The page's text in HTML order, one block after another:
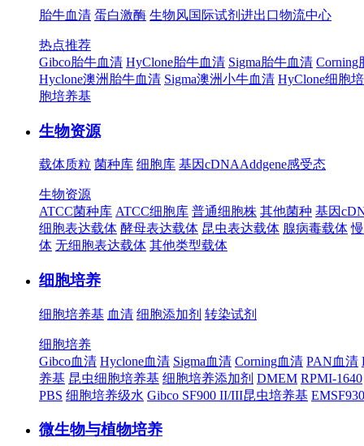
胎牛血清 蛋白激酶 生物风国际试剂进出口物流中心
热点推荐
Gibco胎牛血清 HyClone胎牛血清 Sigma胎牛血清 Corning
Hyclone澳洲胎牛血清 Sigma澳洲小牛血清 HyClone细胞
胞培养基
生物资源
载体质粒 菌种库 细胞库 基因cDNAAddgene感受态
生物资源
ATCC菌种库 ATCC细胞库 普通细胞株 其他菌种 基因
细胞表达载体 酵母表达载体 昆虫表达载体 腺病毒载体
体 无细胞表达载体 其他类型载体
细胞培养
细胞培养基 血清 细胞添加剂 转染试剂
细胞培养
Gibco血清 Hyclone血清 Sigma血清 Corning血清 PAN血清
养基 昆虫细胞培养基 细胞培养添加剂 DMEM RPMI-1640
PBS 细胞培养级水 Gibco SF900 II/III昆虫培养基
微生物与植物培养